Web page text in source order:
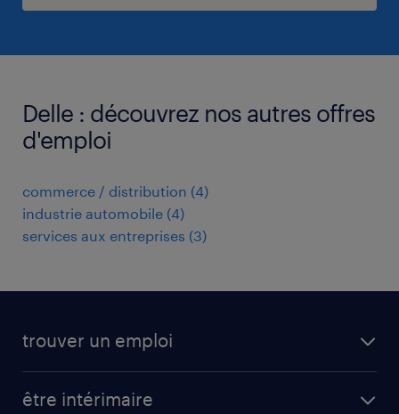
Delle : découvrez nos autres offres
d'emploi
commerce / distribution (4)
industrie automobile (4)
services aux entreprises (3)
trouver un emploi
être intérimaire